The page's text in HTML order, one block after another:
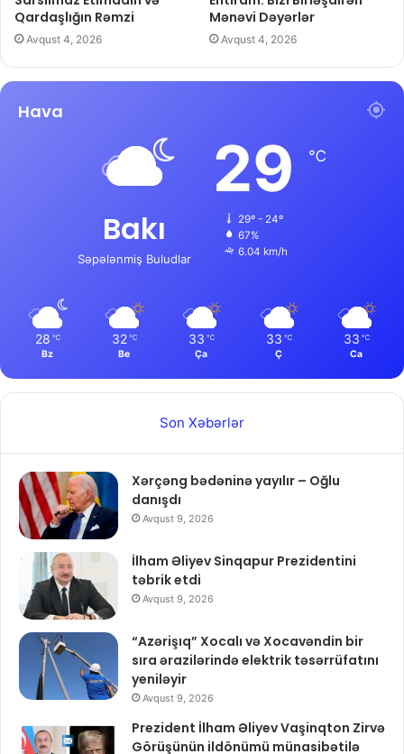
Qardaşlığın Rəmzi
Avqust 4, 2026
Mənəvi Dəyərlər
Avqust 4, 2026
Hava
Bakı
Səpələnmiş Buludlar
29 ℃
29º - 24º
67%
6.04 km/h
28 ℃
Bz
32 ℃
Be
33 ℃
Ça
33 ℃
Ç
33 ℃
Ca
Son Xəbərlər
Xərçəng bədəninə yayılır – Oğlu
danışdı
Avqust 9, 2026
İlham Əliyev Sinqapur Prezidentini
təbrik etdi
Avqust 9, 2026
“Azərişıq” Xocalı və Xocavəndin bir
sıra ərazilərində elektrik təsərrüfatını
yeniləyir
Avqust 9, 2026
Prezident İlham Əliyev Vaşinqton Zirvə
Görüşünün ildönümü münasibətilə